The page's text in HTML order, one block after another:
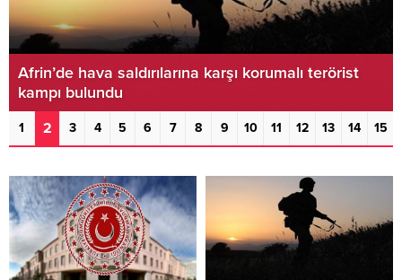
Afrin’de hava saldırılarına karşı korumalı terörist
kampı bulundu
1 2 3 4 5 6 7 8 9 10 11 12 13 14 15